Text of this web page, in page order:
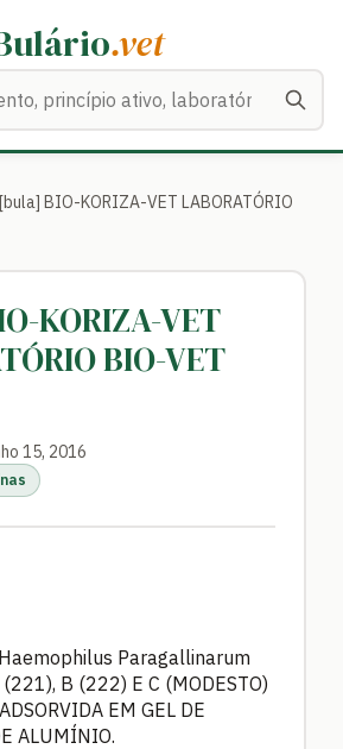
.vet
[bula] BIO-KORIZA-VET LABORATÓRIO
KORIZA-VET
BIO-VET
15, 2016
Paragallinarum
(221), B (222) E C (MODESTO)
EM GEL DE
ALUMÍNIO.